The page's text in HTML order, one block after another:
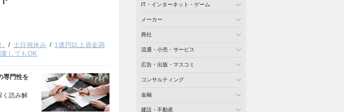
土日祝休み
1億円以上資金調
業してもOK
専門性を
く読み解
IT・インターネット・ゲーム
メーカー
商社
流通・小売・サービス
広告・出版・マスコミ
コンサルティング
金融
建設・不動産